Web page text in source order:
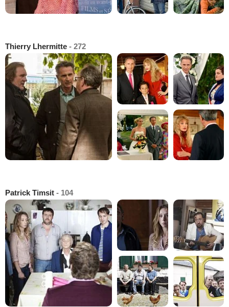
Thierry Lhermitte - 272
Patrick Timsit - 104